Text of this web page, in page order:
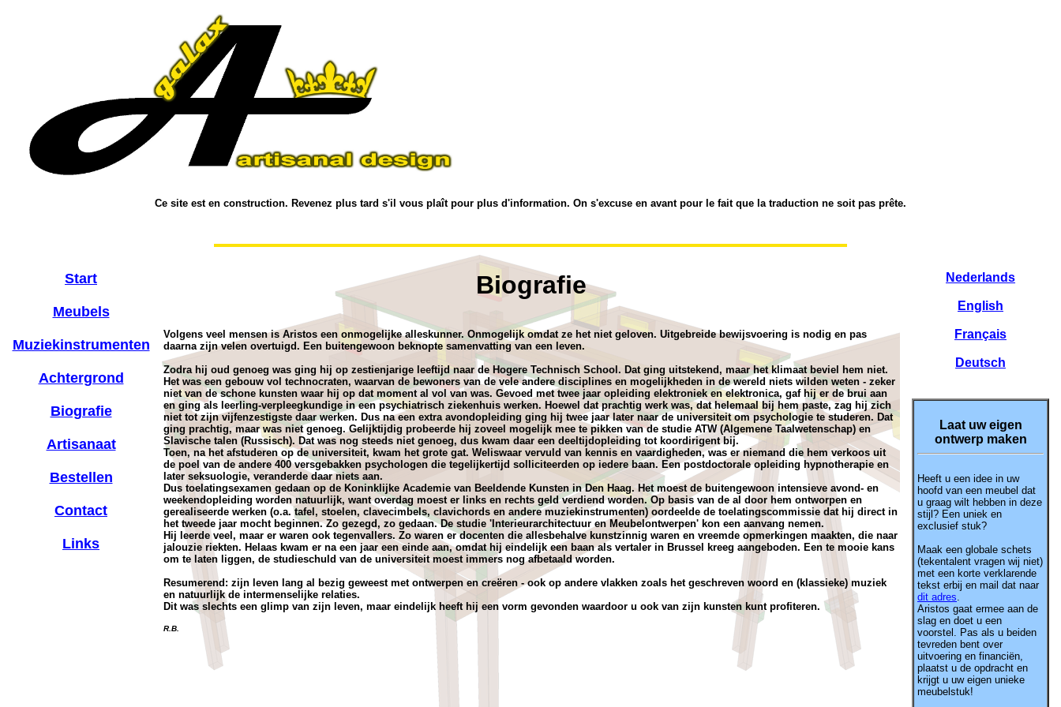
Ce site est en construction. Revenez plus tard s'il vous plaît pour plus d'information. On s'excuse en avant pour le fait que la traduction ne soit pas prête.
Start
Meubels
Muziekinstrumenten
Achtergrond
Biografie
Artisanaat
Bestellen
Contact
Links
Biografie
Volgens veel mensen is Aristos een onmogelijke alleskunner. Onmogelijk omdat ze het niet geloven. Uitgebreide bewijsvoering is nodig en pas
daarna zijn velen overtuigd. Een buitengewoon beknopte samenvatting van een leven.
Zodra hij oud genoeg was ging hij op zestienjarige leeftijd naar de Hogere Technisch School. Dat ging uitstekend, maar het klimaat beviel hem niet.
Het was een gebouw vol technocraten, waarvan de bewoners van de vele andere disciplines en mogelijkheden in de wereld niets wilden weten - zeker
niet van de schone kunsten waar hij op dat moment al vol van was. Gevoed met twee jaar opleiding elektroniek en elektronica, gaf hij er de brui aan
en ging als leerling-verpleegkundige in een psychiatrisch ziekenhuis werken. Hoewel dat prachtig werk was, dat helemaal bij hem paste, zag hij zich
niet tot zijn vijfenzestigste daar werken. Dus na een extra avondopleiding ging hij twee jaar later naar de universiteit om psychologie te studeren. Dat
ging prachtig, maar was niet genoeg. Gelijktijdig probeerde hij zoveel mogelijk mee te pikken van de studie ATW (Algemene Taalwetenschap) en
Slavische talen (Russisch). Dat was nog steeds niet genoeg, dus kwam daar een deeltijdopleiding tot koordirigent bij.
Toen, na het afstuderen op de universiteit, kwam het grote gat. Weliswaar vervuld van kennis en vaardigheden, was er niemand die hem verkoos uit
de poel van de andere 400 versgebakken psychologen die tegelijkertijd solliciteerden op iedere baan. Een postdoctorale opleiding hypnotherapie en
later seksuologie, veranderde daar niets aan.
Dus toelatingsexamen gedaan op de Koninklijke Academie van Beeldende Kunsten in Den Haag. Het moest de buitengewoon intensieve avond- en
weekendopleiding worden natuurlijk, want overdag moest er links en rechts geld verdiend worden. Op basis van de al door hem ontworpen en
gerealiseerde werken (o.a. tafel, stoelen, clavecimbels, clavichords en andere muziekinstrumenten) oordeelde de toelatingscommissie dat hij direct in
het tweede jaar mocht beginnen. Zo gezegd, zo gedaan. De studie 'Interieurarchitectuur en Meubelontwerpen' kon een aanvang nemen.
Hij leerde veel, maar er waren ook tegenvallers. Zo waren er docenten die allesbehalve kunstzinnig waren en vreemde opmerkingen maakten, die naar
jalouzie riekten. Helaas kwam er na een jaar een einde aan, omdat hij eindelijk een baan als vertaler in Brussel kreeg aangeboden. Een te mooie kans
om te laten liggen, de studieschuld van de universiteit moest immers nog afbetaald worden.
Resumerend: zijn leven lang al bezig geweest met ontwerpen en creëren - ook op andere vlakken zoals het geschreven woord en (klassieke) muziek
en natuurlijk de intermenselijke relaties.
Dit was slechts een glimp van zijn leven, maar eindelijk heeft hij een vorm gevonden waardoor u ook van zijn kunsten kunt profiteren.
R.B.
Nederlands
English
Français
Deutsch
Laat uw eigen
ontwerp maken
Heeft u een idee in uw
hoofd van een meubel dat
u graag wilt hebben in deze
stijl? Een uniek en
exclusief stuk?
Maak een globale schets
(tekentalent vragen wij niet)
met een korte verklarende
tekst erbij en mail dat naar
dit adres.
Aristos gaat ermee aan de
slag en doet u een
voorstel. Pas als u beiden
tevreden bent over
uitvoering en financiën,
plaatst u de opdracht en
krijgt u uw eigen unieke
meubelstuk!